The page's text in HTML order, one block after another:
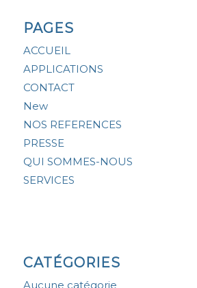
PAGES
ACCUEIL
APPLICATIONS
CONTACT
New
NOS REFERENCES
PRESSE
QUI SOMMES-NOUS
SERVICES
CATÉGORIES
Aucune catégorie